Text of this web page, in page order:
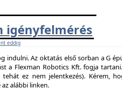
igényfelmérés
eddig
indulni. Az oktatás első sorban a G
a Flexman Robotics Kft. fogja
ez nem jelentkezés). Kérem,
alábbi linken.